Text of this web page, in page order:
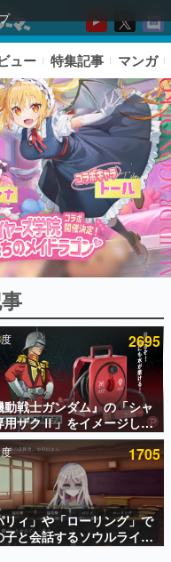
ング
ジビュー数万以上！ などな
ファミ渾身の“殿堂入り”記
ュー 特集記事 マンガ
2695
動戦士ガンダム』の「シャ
用ザクⅡ」をイメージした
ホースリールが予約開始。
にはシャアのパーソナルマ
やジオン公国軍のエンブレ
型式番号などを配置
1705
リィ」や「ローリング」で
子と会話するソウルライク
ゲーム『小早川さんはソウ